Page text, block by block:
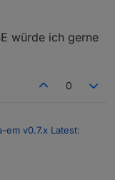
würde ich gerne
0
em v0.7.x Latest: